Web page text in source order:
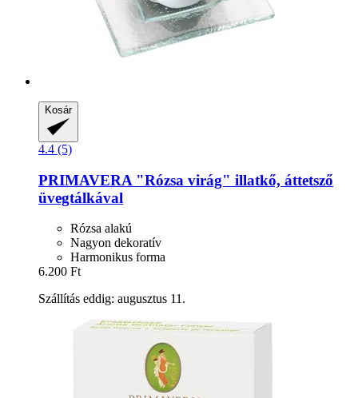
Kosár
4.4 (5)
PRIMAVERA "Rózsa virág" illatkő, áttetsző
üvegtálkával
Rózsa alakú
Nagyon dekoratív
Harmonikus forma
6.200 Ft
Szállítás eddig: augusztus 11.